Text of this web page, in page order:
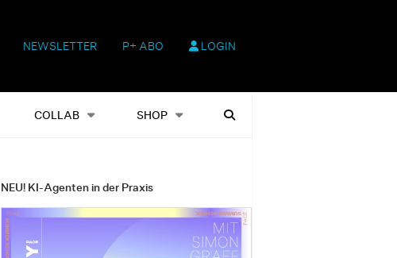
NEWSLETTER P+ ABO LOGIN
COLLAB SHOP
Shop Heftausgaben Suchen
NEU! KI-Agenten in der Praxis